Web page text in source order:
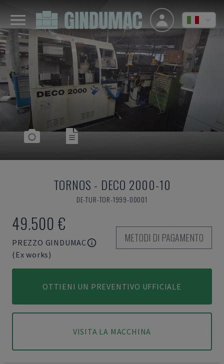
TORNOS - DECO 2000-10
DE-TUR-TOR-1999-00001
49.500 €
PREZZO GINDUMAC
(Ex works)
METODI DI PAGAMENTO
OTTIENI UN PREVENTIVO UFFICIALE
VISITA LA MACCHINA